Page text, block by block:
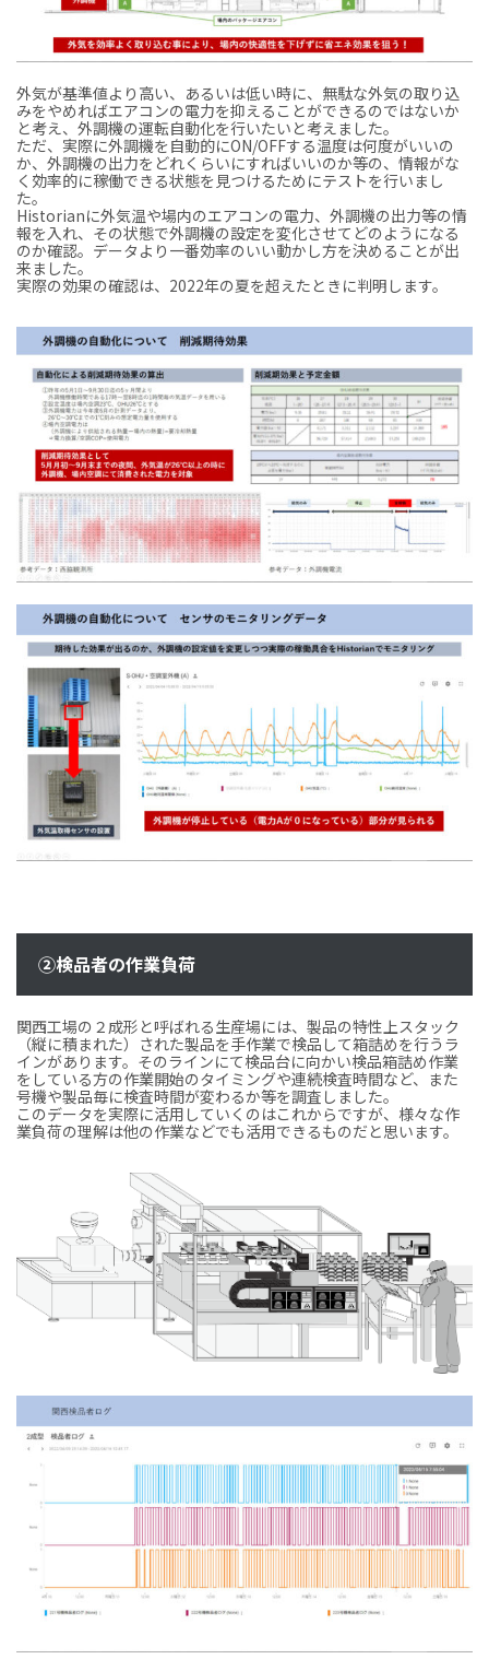
外気が基準値より高い、あるいは低い時に、無駄な外気の取り込
みをやめればエアコンの電力を抑えることができるのではないか
と考え、外調機の運転自動化を行いたいと考えました。
ただ、実際に外調機を自動的にON/OFFする温度は何度がいいの
か、外調機の出力をどれくらいにすればいいのか等の、情報がな
く効率的に稼働できる状態を見つけるためにテストを行いまし
た。
Historianに外気温や場内のエアコンの電力、外調機の出力等の情
報を入れ、その状態で外調機の設定を変化させてどのようになる
のか確認。データより一番効率のいい動かし方を決めることが出
来ました。
実際の効果の確認は、2022年の夏を超えたときに判明します。
②検品者の作業負荷
関西工場の２成形と呼ばれる生産場には、製品の特性上スタック
（縦に積まれた）された製品を手作業で検品して箱詰めを行うラ
インがあります。そのラインにて検品台に向かい検品箱詰め作業
をしている方の作業開始のタイミングや連続検査時間など、また
号機や製品毎に検査時間が変わるか等を調査しました。
このデータを実際に活用していくのはこれからですが、様々な作
業負荷の理解は他の作業などでも活用できるものだと思います。